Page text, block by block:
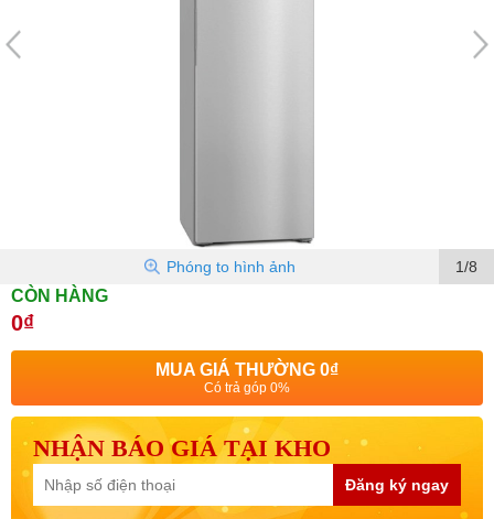
1/8
Phóng to hình ảnh
CÒN HÀNG
0₫
MUA GIÁ THƯỜNG 0₫
Có trả góp 0%
NHẬN BÁO GIÁ TẠI KHO
Đăng ký ngay